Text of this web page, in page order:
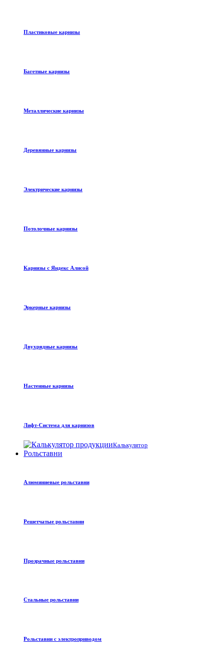
Пластиковые карнизы
Багетные карнизы
Металлические карнизы
Деревянные карнизы
Электрические карнизы
Потолочные карнизы
Карнизы с Яндекс Алисой
Эркерные карнизы
Двухрядные карнизы
Настенные карнизы
Лифт-Система для карнизов
Калькулятор
Рольставни
Алюминиевые рольставни
Решетчатые рольставни
Прозрачные рольставни
Стальные рольставни
Рольставни с электроприводом